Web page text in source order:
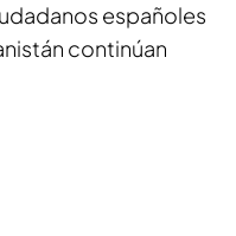
españoles
continúan